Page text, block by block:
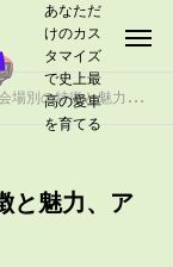
あなただ
けのカス
タマイズ
で史上最
高の愛車
を育てる
力、アクセス方法を紹介します
と魅力、ア